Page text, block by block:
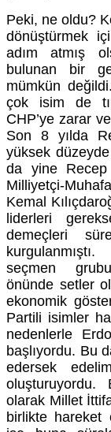
Peki, ne oldu?
dönüştürmek
adım atmış
bulunan bir
mümkün
çok isim de
CHP’ye zarar
Son 8 yılda
yüksek
da yine Recep
Milliyetçi-
Kemal
liderleri
demeçleri
seçmen
önünde setler
ekonomik
Partili isimler
nedenlerle
başlıyordu. Bu
edersek
oluşturuyordu.
olarak Millet
birlikte hareket